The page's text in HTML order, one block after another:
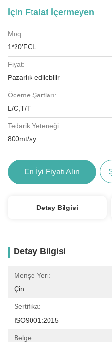
İçin Ftalat İçermeyen
Moq:
1*20'FCL
Fiyat:
Pazarlık edilebilir
Ödeme Şartları:
L/C,T/T
Tedarik Yeteneği:
800mt/ay
En İyi Fiyatı Alın
Detay Bilgisi
Detay Bilgisi
Menşe Yeri:
Çin
Sertifika:
ISO9001:2015
Belge: